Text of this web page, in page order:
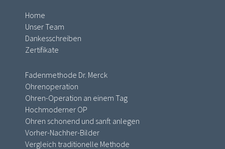
Home
Unser Team
Dankesschreiben
Zertifikate
Fadenmethode Dr. Merck
Ohrenoperation
Ohren-Operation an einem Tag
Hochmoderner OP
Ohren schonend und sanft anlegen
Vorher-Nachher-Bilder
Vergleich traditionelle Methode